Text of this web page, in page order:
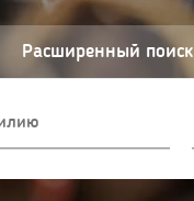
Расширенный поиск